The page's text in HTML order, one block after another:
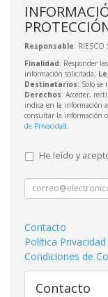
Responsable: RIESCO
Finalidad: Responder
información solicitada;
Destinatarios: Solo se
Derechos: Acceder,
indica en la información
consultar la información
de Privacidad
He leído y
Contacto
Política Privacidad
Condiciones de
Contacto